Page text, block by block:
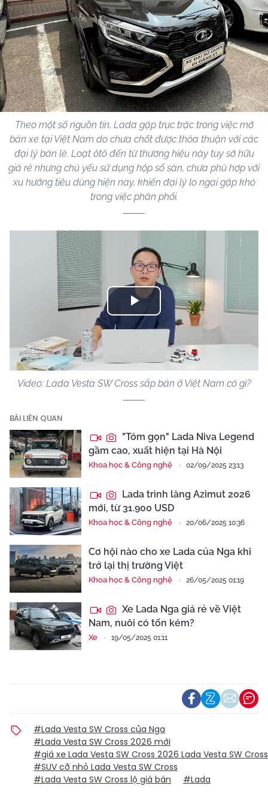
Theo một số nguồn tin, Lada gặp trục trặc trong việc mở
bán xe tại Việt Nam do chưa chốt được thỏa thuận với các
đại lý bán lẻ. Loạt ôtô đến từ thương hiệu này tuy sở hữu
giá rẻ nhưng chủ yếu sử dụng hộp số sàn, chưa phù hợp với
xu hướng tiêu dùng hiện nay, khiến đại lý lo ngại gặp khó
trong việc phân phối.
Play
Video
Video: Lada Vesta SW Cross sắp bán ở Việt Nam có gì?
BÀI LIÊN QUAN
"Tóm gọn" Lada Niva Legend
gầm cao, xuất hiện tại Hà Nội
Khoa học & Công nghệ 02/09/2025 23:13
Lada trình làng Azimut 2026
mới, từ 31.900 USD
Khoa học & Công nghệ 20/06/2025 10:36
Cơ hội nào cho xe Lada của Nga khi
trở lại thị trường Việt
Khoa học & Công nghệ 26/05/2025 01:19
Xe Lada Nga giá rẻ về Việt
Nam, nuôi có tốn kém?
Xe 19/05/2025 01:11
#Lada Vesta SW Cross của Nga
#Lada Vesta SW Cross 2026 mới
#giá xe Lada Vesta SW Cross 2026 Lada Vesta SW
#SUV cỡ nhỏ Lada Vesta SW Cross
#Lada Vesta SW Cross lộ giá bán
#Lada